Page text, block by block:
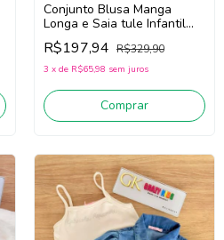
Conjunto Blusa Manga
Longa e Saia tule Infantil
Menina Gabriela Aquarela
261054 (Off White/Rosa)
R$197,94 R$329,90
3 x de R$65,98 sem juros
Comprar